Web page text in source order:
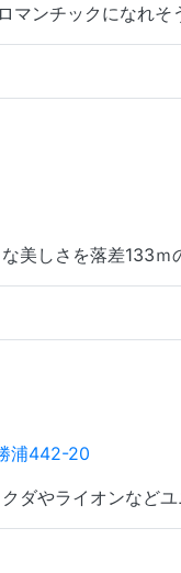
マンチックになれ
美しさを落差133
浦442-20
ダやライオンなど